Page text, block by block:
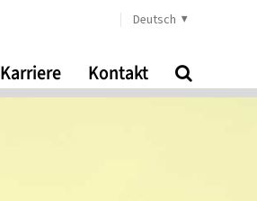
Deutsch
Karriere Kontakt